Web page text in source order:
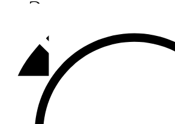
Әлмәт
92,9 FM
Базарлы матак
107,1 FM
Балык бистәсе